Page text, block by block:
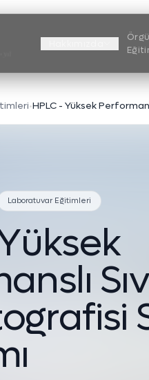
•
Laboratuvar Eğitimleri
üksek
anslı Sıv
ografisi
ı